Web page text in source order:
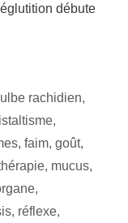
débute
rachidien,
,
, faim, goût,
, mucus,
,
, réflexe,